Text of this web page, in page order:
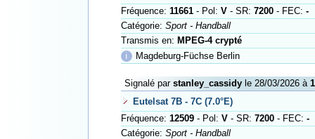
Fréquence: 11661- Pol: V- SR: 7200- FEC: -
Catégorie: Sport - Handball
Transmis en: MPEG-4 crypté
ℹ
Magdeburg-Füchse Berlin
Signalé par stanley_cassidyle 28/03/2026 à
Eutelsat 7B - 7C (7.0°E)
Fréquence: 12509- Pol: V- SR: 7200- FEC: -
Catégorie: Sport - Handball